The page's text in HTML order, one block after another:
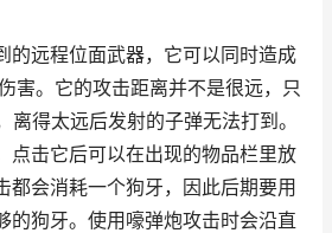
的远程位面武器，它可以同时造成
害。它的攻击距离并不是很远，只
离得太远后发射的子弹无法打到。
点击它后可以在出现的物品栏里放
都会消耗一个狗牙，因此后期要用
的狗牙。使用嚎弹炮攻击时会沿直